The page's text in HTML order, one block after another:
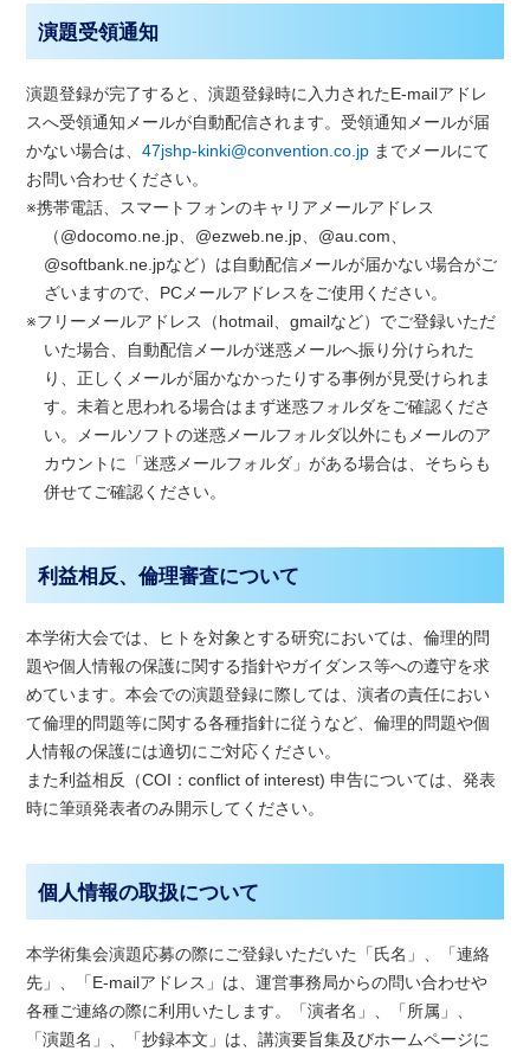
演題受領通知
演題登録が完了すると、演題登録時に入力されたE-mailアドレ
スへ受領通知メールが自動配信されます。受領通知メールが届
かない場合は、47jshp-kinki@convention.co.jp までメールにて
お問い合わせください。
※携帯電話、スマートフォンのキャリアメールアドレス
（@docomo.ne.jp、@ezweb.ne.jp、@au.com、
@softbank.ne.jpなど）は自動配信メールが届かない場合がご
ざいますので、PCメールアドレスをご使用ください。
※フリーメールアドレス（hotmail、gmailなど）でご登録いただ
いた場合、自動配信メールが迷惑メールへ振り分けられた
り、正しくメールが届かなかったりする事例が見受けられま
す。未着と思われる場合はまず迷惑フォルダをご確認くださ
い。メールソフトの迷惑メールフォルダ以外にもメールのア
カウントに「迷惑メールフォルダ」がある場合は、そちらも
併せてご確認ください。
利益相反、倫理審査について
本学術大会では、ヒトを対象とする研究においては、倫理的問
題や個人情報の保護に関する指針やガイダンス等への遵守を求
めています。本会での演題登録に際しては、演者の責任におい
て倫理的問題等に関する各種指針に従うなど、倫理的問題や個
人情報の保護には適切にご対応ください。
また利益相反（COI：conflict of interest) 申告については、発表
時に筆頭発表者のみ開示してください。
個人情報の取扱について
本学術集会演題応募の際にご登録いただいた「氏名」、「連絡
先」、「E-mailアドレス」は、運営事務局からの問い合わせや
各種ご連絡の際に利用いたします。「演者名」、「所属」、
「演題名」、「抄録本文」は、講演要旨集及びホームページに